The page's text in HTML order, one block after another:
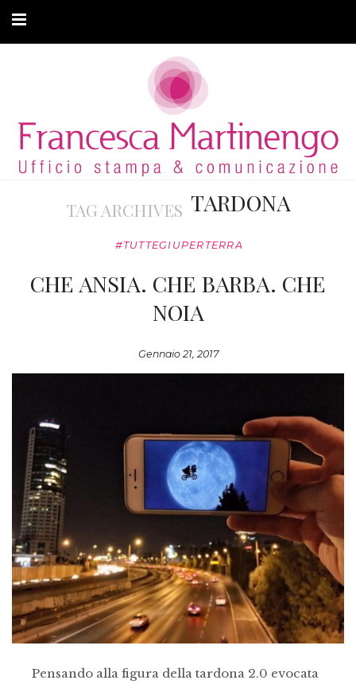
ARTICOLI
MODA ADATTIVA
CONTATTITAG ARCHIVES TARDONA
#TUTTEGIUPERTERRA
CHE ANSIA. CHE BARBA. CHE
NOIA
Gennaio 21, 2017
Pensando alla figura della tardona 2.0 evocata